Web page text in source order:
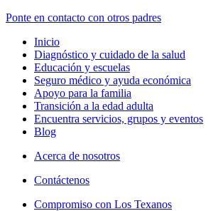
Ponte en contacto con otros padres
Inicio
Diagnóstico y cuidado de la salud
Educación y escuelas
Seguro médico y ayuda económica
Apoyo para la familia
Transición a la edad adulta
Encuentra servicios, grupos y eventos
Blog
Acerca de nosotros
Contáctenos
Compromiso con Los Texanos